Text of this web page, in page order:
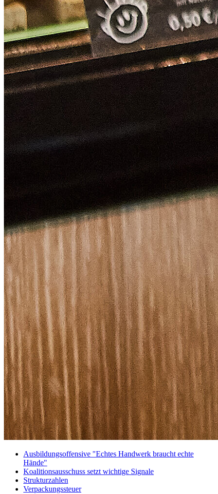
Ausbildungsoffensive "Echtes Handwerk braucht echte
Hände"
Koalitionsausschuss setzt wichtige Signale
Strukturzahlen
Verpackungssteuer